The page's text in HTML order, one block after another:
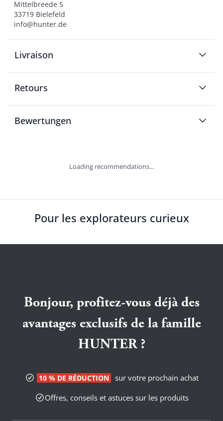
Mittelbreede 5
33719 Bielefeld
info@hunter.de
Livraison
Retours
Bewertungen
Loading recommendations...
Pour les explorateurs curieux
Bonjour, profitez-vous déjà des
avantages exclusifs de la famille
HUNTER ?
10 % DE RÉDUCTION
sur votre prochain achat
Offres, conseils et astuces sur les produits